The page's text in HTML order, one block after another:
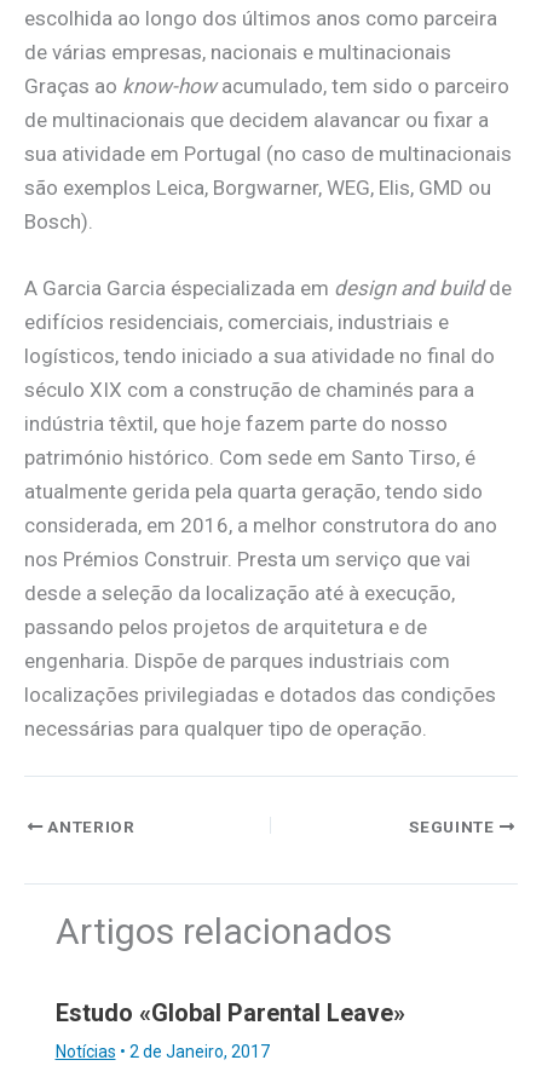
escolhida ao longo dos últimos anos como parceira
de várias empresas, nacionais e multinacionais
Graças ao know-howacumulado, tem sido o parceiro
de multinacionais que decidem alavancar ou fixar a
sua atividade em Portugal (no caso de multinacionais
são exemplos Leica, Borgwarner, WEG, Elis, GMD ou
Bosch).
A Garcia Garcia éspecializada em design and buildde
edifícios residenciais, comerciais, industriais e
logísticos, tendo iniciado a sua atividade no final do
século XIX com a construção de chaminés para a
indústria têxtil, que hoje fazem parte do nosso
património histórico. Com sede em Santo Tirso, é
atualmente gerida pela quarta geração, tendo sido
considerada, em 2016, a melhor construtora do ano
nos Prémios Construir. Presta um serviço que vai
desde a seleção da localização até à execução,
passando pelos projetos de arquitetura e de
engenharia. Dispõe de parques industriais com
localizações privilegiadas e dotados das condições
necessárias para qualquer tipo de operação.
ANTERIOR SEGUINTE
Artigos relacionados
Estudo «Global Parental Leave»
Notícias • 2 de Janeiro, 2017